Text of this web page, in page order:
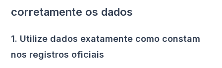
corretamente os dados
1. Utilize dados exatamente como constam
nos registros oficiais